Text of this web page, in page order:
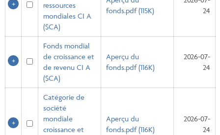
ressources
mondiales CI A
($CA)
fonds.pdf (115K)
24
Fonds mondial
de croissance et
de revenu CI A
($CA)
Aperçu du
fonds.pdf (116K)
2026-07-
24
Catégorie de
société
mondiale
croissance et
Aperçu du
fonds.pdf (116K)
2026-07-
24